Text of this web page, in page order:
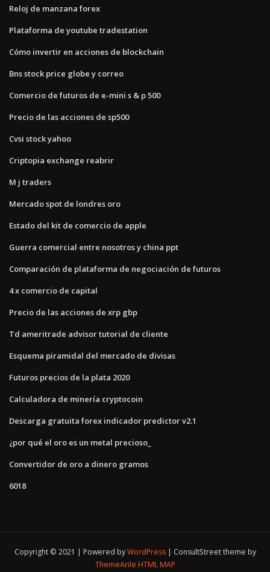
Reloj de manzana forex
Plataforma de youtube tradestation
Cómo invertir en acciones de blockchain
Bns stock price globe y correo
Comercio de futuros de e-mini s & p 500
Precio de las acciones de sp500
Cvsi stock yahoo
Criptopia exchange reabrir
M j traders
Mercado spot de londres oro
Estado del kit de comercio de apple
Guerra comercial entre nosotros y china ppt
Comparación de plataforma de negociación de futuros
4 x comercio de capital
Precio de las acciones de xrp gbp
Td ameritrade advisor tutorial de cliente
Esquema piramidal del mercado de divisas
Futuros precios de la plata 2020
Calculadora de minería cryptocoin
Descarga gratuita forex indicador predictor v2.1
¿por qué el oro es un metal precioso_
Convertidor de oro a dinero gramos
6018
Copyright © 2021 | Powered byWordPress
ConsultStreet theme by
ThemeArile HTML MAP